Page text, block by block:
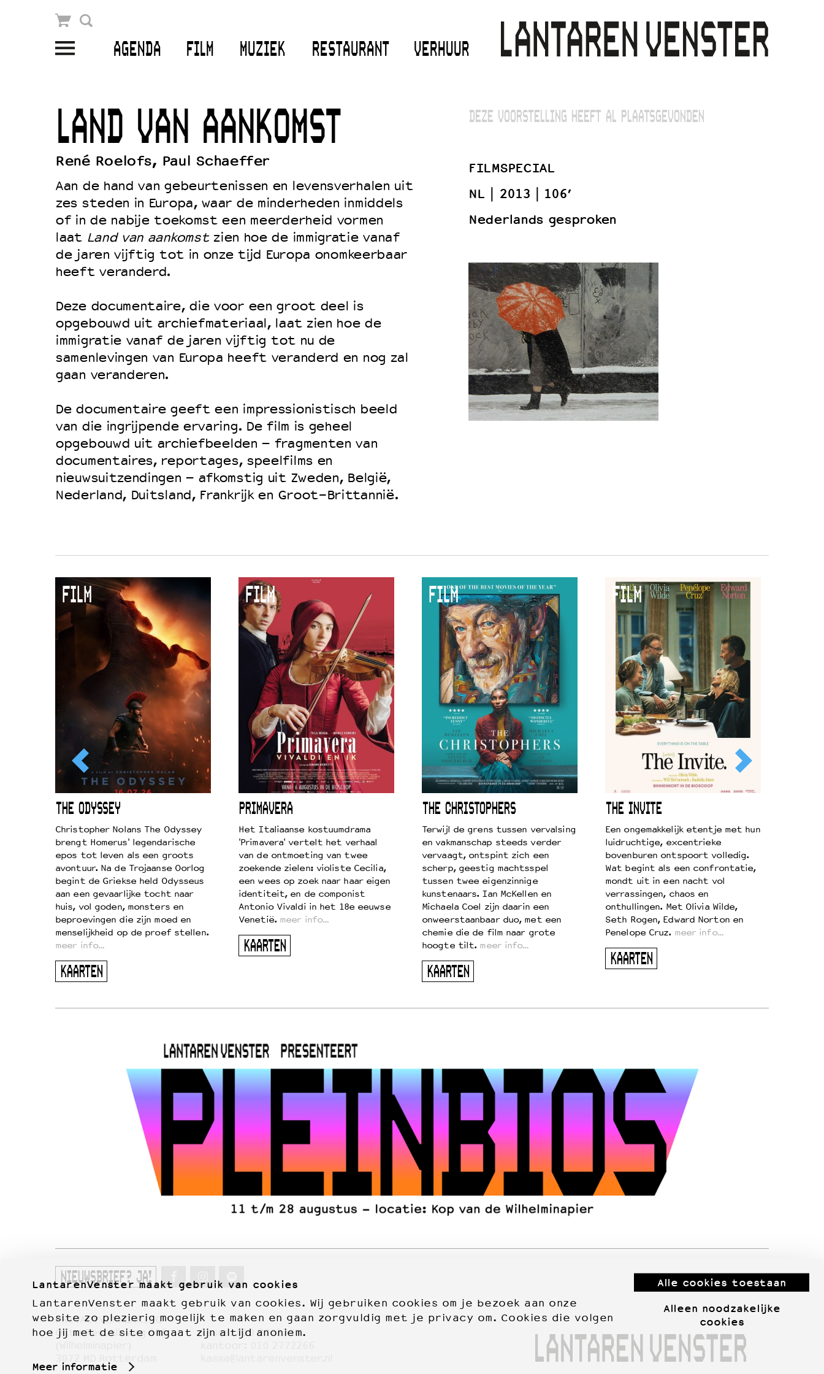
LantarenVenster maakt gebruik van cookies
LantarenVenster maakt gebruik van cookies. Wij gebruiken cookies om je bezoek aan onze
website zo plezierig mogelijk te maken en gaan zorgvuldig met je privacy om. Cookies die volgen
hoe jij met de site omgaat zijn altijd anoniem.
Meer informatie
Alle cookies toestaan
Alleen noodzakelijke
cookies
AGENDA FILM MUZIEK RESTAURANT VERHUUR
Winkelmandje
Openingstijden & contact
Bereikbaarheid
Kaartverkoop
EDUCATIE
Schoolvoorstellingen
Filmprogramma’s Primair Onderwijs
Filmprogramma’s VO/MBO
OVER LANTARENVENSTER
Wat we doen
Wie is wie
Word vriend
Historie
Partners
Huisregels
Culturele boycot Israël
Ruimte voor artistieke vrijheid – VNPF
LAND VAN AANKOMST
René Roelofs, Paul Schaeffer
Aan de hand van gebeurtenissen en levensverhalen uit
zes steden in Europa, waar de minderheden inmiddels
of in de nabije toekomst een meerderheid vormen
laat Land van aankomstzien hoe de immigratie vanaf
de jaren vijftig tot in onze tijd Europa onomkeerbaar
heeft veranderd.
Deze documentaire, die voor een groot deel is
opgebouwd uit archiefmateriaal, laat zien hoe de
immigratie vanaf de jaren vijftig tot nu de
samenlevingen van Europa heeft veranderd en nog zal
gaan veranderen.
De documentaire geeft een impressionistisch beeld
van die ingrijpende ervaring. De film is geheel
opgebouwd uit archiefbeelden – fragmenten van
documentaires, reportages, speelfilms en
nieuwsuitzendingen – afkomstig uit Zweden, België,
Nederland, Duitsland, Frankrijk en Groot-Brittannië.
DEZE VOORSTELLING HEEFT AL PLAATSGEVONDEN
FILMSPECIAL
NL
2013
106’
Nederlands gesproken
FILM
THE ODYSSEY
Christopher Nolans The Odyssey
brengt Homerus' legendarische
epos tot leven als een groots
avontuur. Na de Trojaanse Oorlog
begint de Griekse held Odysseus
aan een gevaarlijke tocht naar
huis, vol goden, monsters en
beproevingen die zijn moed en
menselijkheid op de proef stellen.
meer info…
KAARTEN
FILM
PRIMAVERA
Het Italiaanse kostuumdrama
'Primavera' vertelt het verhaal
van de ontmoeting van twee
zoekende zielen: violiste Cecilia,
een wees op zoek naar haar eigen
identiteit, en de componist
Antonio Vivaldi in het 18e eeuwse
Venetië. meer info…
KAARTEN
FILM
THE CHRISTOPHERS
Terwijl de grens tussen vervalsing
en vakmanschap steeds verder
vervaagt, ontspint zich een
scherp, geestig machtsspel
tussen twee eigenzinnige
kunstenaars. Ian McKellen en
Michaela Coel zijn daarin een
onweerstaanbaar duo, met een
chemie die de film naar grote
hoogte tilt. meer info…
KAARTEN
FILM
THE INVITE
Een ongemakkelijk etentje met hun
luidruchtige, excentrieke
bovenburen ontspoort volledig.
Wat begint als een confrontatie,
mondt uit in een nacht vol
verrassingen, chaos en
onthullingen. Met Olivia Wilde,
Seth Rogen, Edward Norton en
Penelope Cruz. meer info…
KAARTEN
NIEUWSBRIEF? JA!
PRIVACYVERKLARING
Otto Reuchlinweg 996
3072 MD Rotterdam
kassa:010 2772277